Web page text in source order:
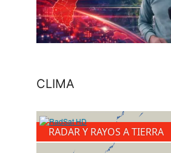
CLIMA
RADAR Y RAYOS A TIERRA